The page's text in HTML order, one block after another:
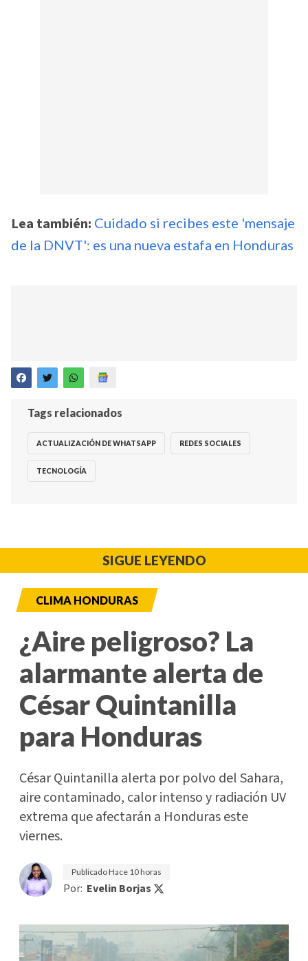
Lea también: Cuidado si recibes este 'mensaje
de la DNVT': es una nueva estafa en Honduras
Tags relacionados
ACTUALIZACIÓN DE WHATSAPP REDES SOCIALES
TECNOLOGÍA
SIGUE LEYENDO
CLIMA HONDURAS
¿Aire peligroso? La
alarmante alerta de
César Quintanilla
para Honduras
César Quintanilla alerta por polvo del Sahara,
aire contaminado, calor intenso y radiación UV
extrema que afectarán a Honduras este
viernes.
PublicadoHace 10 horas
Por: Evelin Borjas